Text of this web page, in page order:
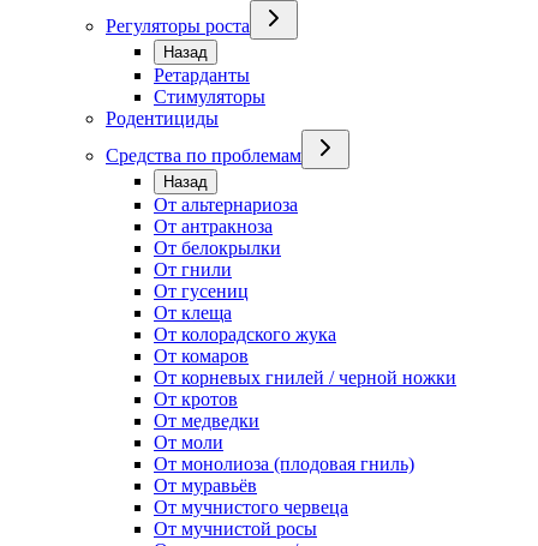
Регуляторы роста
Назад
Ретарданты
Стимуляторы
Родентициды
Средства по проблемам
Назад
От альтернариоза
От антракноза
От белокрылки
От гнили
От гусениц
От клеща
От колорадского жука
От комаров
От корневых гнилей / черной ножки
От кротов
От медведки
От моли
От монолиоза (плодовая гниль)
От муравьёв
От мучнистого червеца
От мучнистой росы